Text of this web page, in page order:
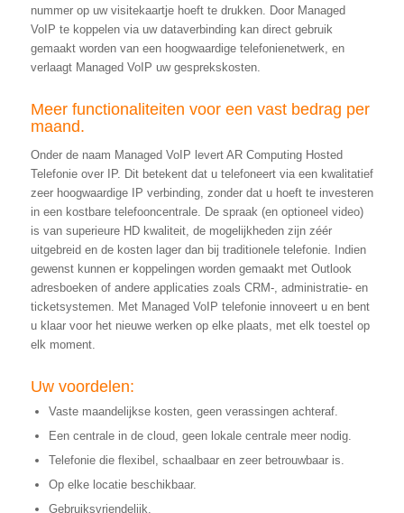
nummer op uw visitekaartje hoeft te drukken. Door Managed
VoIP te koppelen via uw dataverbinding kan direct gebruik
gemaakt worden van een hoogwaardige telefonienetwerk, en
verlaagt Managed VoIP uw gesprekskosten.
Meer functionaliteiten voor een vast bedrag per
maand.
Onder de naam Managed VoIP levert AR Computing Hosted
Telefonie over IP. Dit betekent dat u telefoneert via een kwalitatief
zeer hoogwaardige IP verbinding, zonder dat u hoeft te investeren
in een kostbare telefooncentrale. De spraak (en optioneel video)
is van superieure HD kwaliteit, de mogelijkheden zijn zéér
uitgebreid en de kosten lager dan bij traditionele telefonie. Indien
gewenst kunnen er koppelingen worden gemaakt met Outlook
adresboeken of andere applicaties zoals CRM-, administratie- en
ticketsystemen. Met Managed VoIP telefonie innoveert u en bent
u klaar voor het nieuwe werken op elke plaats, met elk toestel op
elk moment.
Uw voordelen:
Vaste maandelijkse kosten, geen verassingen achteraf.
Een centrale in de cloud, geen lokale centrale meer nodig.
Telefonie die flexibel, schaalbaar en zeer betrouwbaar is.
Op elke locatie beschikbaar.
Gebruiksvriendelijk.